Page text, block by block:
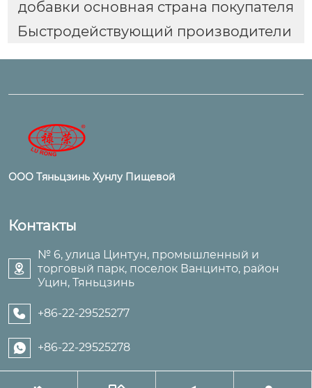
добавки основная страна покупателя
Быстродействующий производители
ООО Тяньцзинь Хунлу Пищевой
Контакты

№ 6, улица Цинтун, промышленный и
торговый парк, поселок Ванцинто, район
Уцин, Тяньцзинь
 +86-22-29525277
 +86-22-29525278